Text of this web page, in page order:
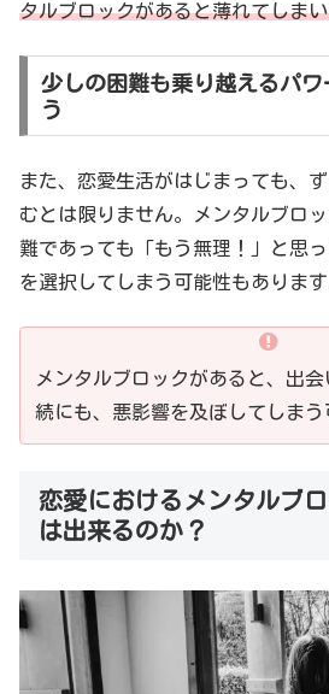
タルブロックがあると薄れてしま
少しの困難も乗り越えるパ
う
また、恋愛生活がはじまっても、
むとは限りません。メンタルブロ
難であっても「もう無理！」と思
を選択してしまう可能性もあります
メンタルブロックがあると、出
続にも、悪影響を及ぼしてしまう
恋愛におけるメンタルブ
は出来るのか？